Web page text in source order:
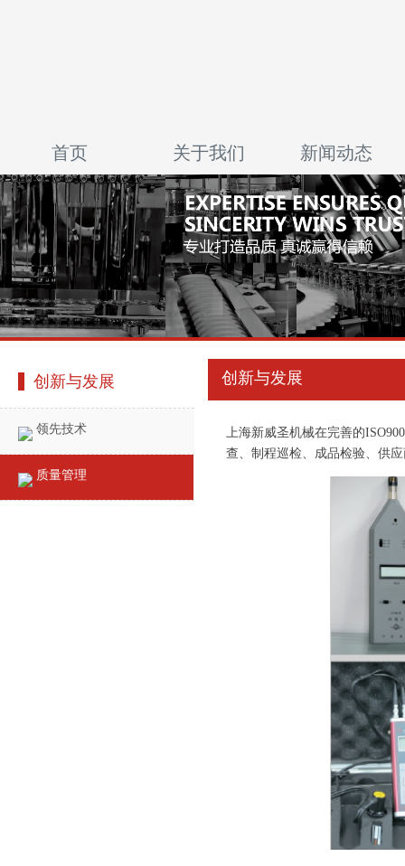
首页 关于我们 新闻动态
创新与发展
领先技术
质量管理
创新与发展
上海新威圣机械在完善的
查、制程巡检、成品检验、供